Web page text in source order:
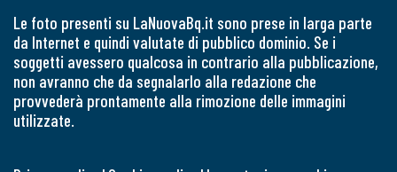
Le foto presenti su LaNuovaBq.it sono prese in larga parte
da Internet e quindi valutate di pubblico dominio. Se i
soggetti avessero qualcosa in contrario alla pubblicazione,
non avranno che da segnalarlo alla redazione che
provvederà prontamente alla rimozione delle immagini
utilizzate.